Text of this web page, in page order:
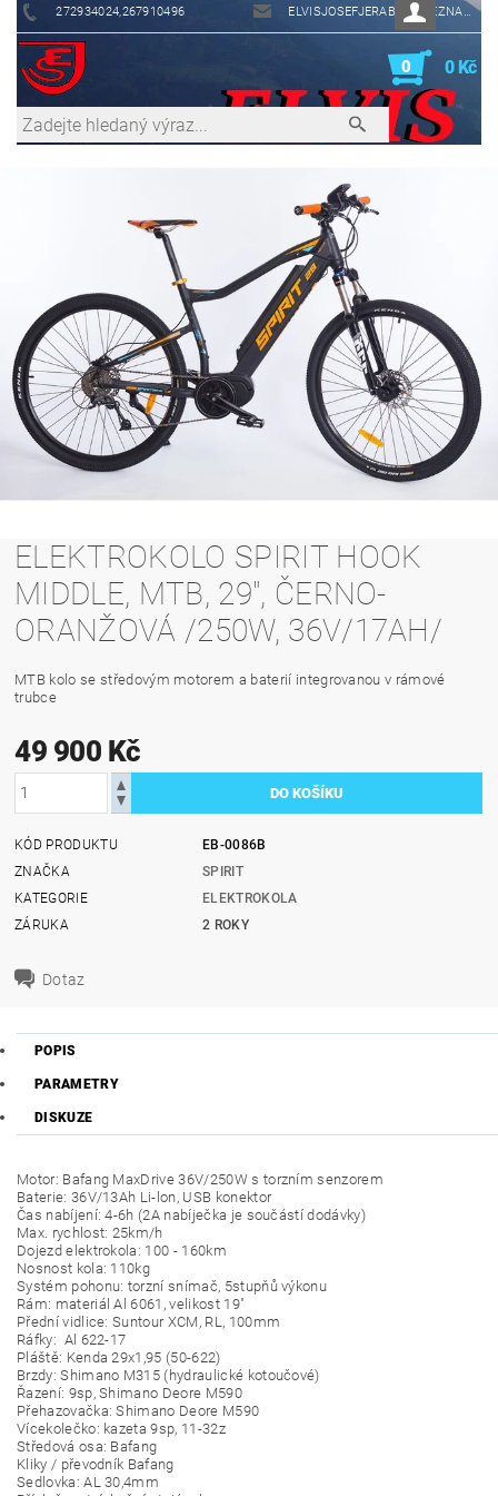
272934024,267910496 ELVISJOSEFJERABEK@SEZNAM.CZ
0 0 Kč
ELEKTROKOLO SPIRIT HOOK
MIDDLE, MTB, 29", ČERNO-
ORANŽOVÁ /250W, 36V/17AH/
MTB kolo se středovým motorem a baterií integrovanou v rámové
trubce
49 900 Kč
KÓD PRODUKTU
EB-0086B
ZNAČKA
SPIRIT
KATEGORIE
ELEKTROKOLA
ZÁRUKA
2 ROKY
Dotaz
POPIS
PARAMETRY
DISKUZE
Motor: Bafang MaxDrive 36V/250W s torzním senzorem
Baterie: 36V/13Ah Li-lon, USB konektor
Čas nabíjení: 4-6h (2A nabíječka je součástí dodávky)
Max. rychlost: 25km/h
Dojezd elektrokola: 100 - 160km
Nosnost kola: 110kg
Systém pohonu: torzní snímač, 5stupňů výkonu
Rám: materiál Al 6061, velikost 19"
Přední vidlice: Suntour XCM, RL, 100mm
Ráfky: Al 622-17
Pláště: Kenda 29x1,95 (50-622)
Brzdy: Shimano M315 (hydraulické kotoučové)
Řazení: 9sp, Shimano Deore M590
Přehazovačka: Shimano Deore M590
Vícekolečko: kazeta 9sp, 11-32z
Středová osa: Bafang
Kliky / převodník Bafang
Sedlovka: AL 30,4mm